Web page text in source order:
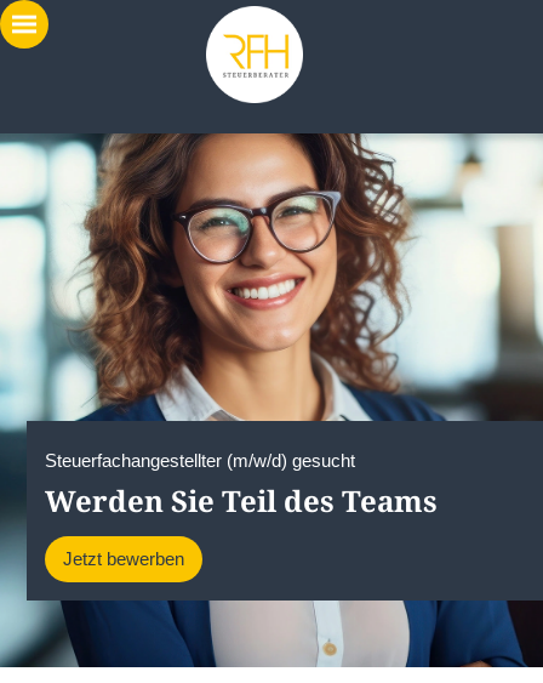
Steuerfachangestellter (m/w/d) gesucht
Werden Sie Teil des Teams
Jetzt bewerben